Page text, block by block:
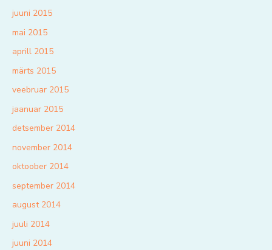
juuni 2015
mai 2015
aprill 2015
märts 2015
veebruar 2015
jaanuar 2015
detsember 2014
november 2014
oktoober 2014
september 2014
august 2014
juuli 2014
juuni 2014